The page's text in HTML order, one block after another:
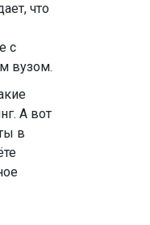
что
с
вузом.
А вот
в